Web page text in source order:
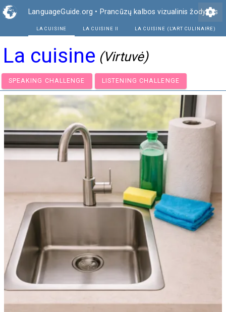
LanguageGuide.org • Prancūzų kalbos vizualinis žodynas
settings
La cuisine (Virtuvė)
SPEAKING CHALLENGE LISTENING CHALLENGE